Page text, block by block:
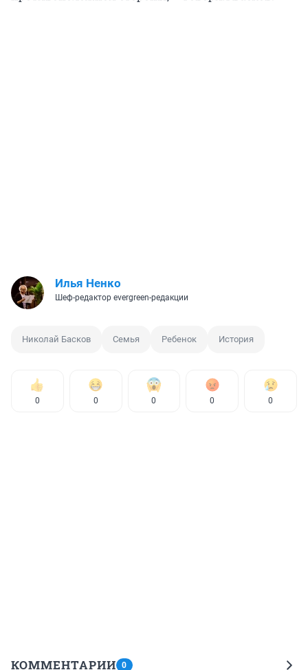
Илья Ненко
Шеф-редактор evergreen-редакции
Николай Басков Семья Ребенок История
0 0 0 0 0
КОММЕНТАРИИ 0